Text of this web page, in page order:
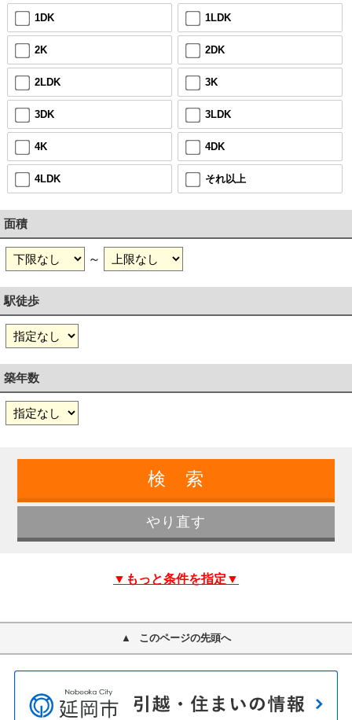
1DK 1LDK
2K 2DK
2LDK 3K
3DK 3LDK
4K 4DK
4LDK それ以上
面積
～
駅徒歩
築年数
▼もっと条件を指定▼
このページの先頭へ